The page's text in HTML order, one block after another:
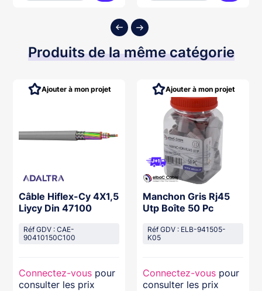
au panier Ajouter au panier
Produits de la même catégorie
Câble Hiflex-Cy 4X1,5
Liycy Din 47100
Réf GDV : CAE-
90410150C100
Connectez-vous pour
consulter les prix
Ajouter à mon projet
Manchon Gris Rj45
Utp Boîte 50 Pc
Réf GDV : ELB-941505-
K05
Connectez-vous pour
consulter les prix
Ajouter à mon projet